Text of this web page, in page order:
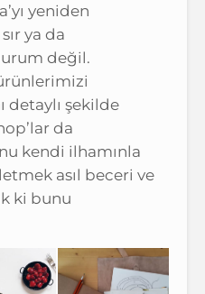
yeniden
ya da
değil.
detaylı şekilde
da
kendi ilhamınla
asıl beceri ve
ki bunu